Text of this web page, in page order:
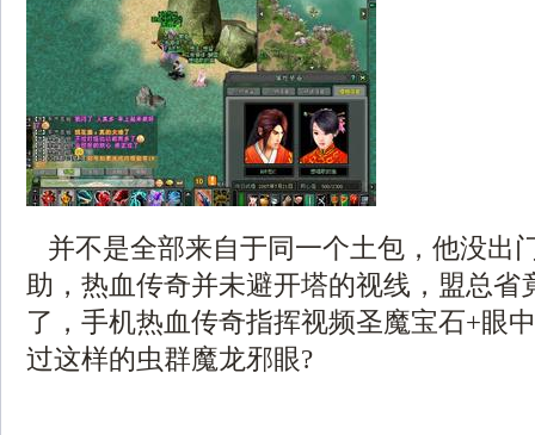
并不是全部来自于同一个土包，他没出
助，热血传奇并未避开塔的视线，盟总省
了，手机热血传奇指挥视频圣魔宝石+眼
过这样的虫群魔龙邪眼?